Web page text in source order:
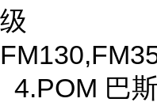
级
4.POM 巴